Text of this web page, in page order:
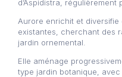
d’Aspidistra, régulièrement
Aurore enrichit et
existantes, cherchant des
jardin ornemental.
Elle aménage
type jardin botanique,